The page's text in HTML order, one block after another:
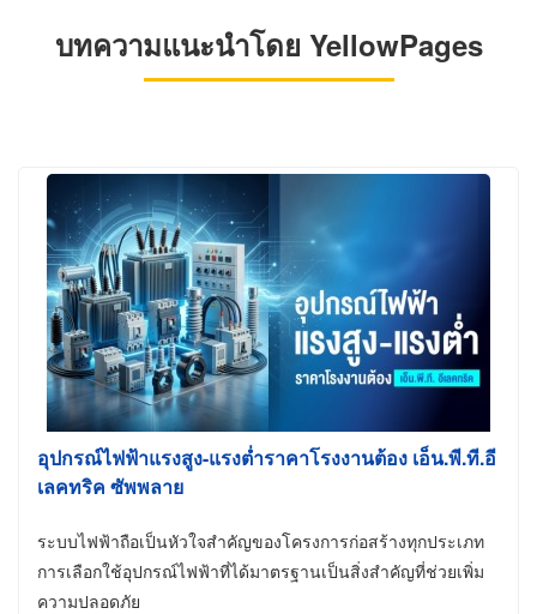
บทความแนะนำโดย YellowPages
อุปกรณ์ไฟฟ้าแรงสูง-แรงต่ำราคาโรงงานต้อง เอ็น.พี.ที.อี
เลคทริค ซัพพลาย
ระบบไฟฟ้าถือเป็นหัวใจสำคัญของโครงการก่อสร้างทุกประเภท
การเลือกใช้อุปกรณ์ไฟฟ้าที่ได้มาตรฐานเป็นสิ่งสำคัญที่ช่วยเพิ่ม
ความปลอดภัย